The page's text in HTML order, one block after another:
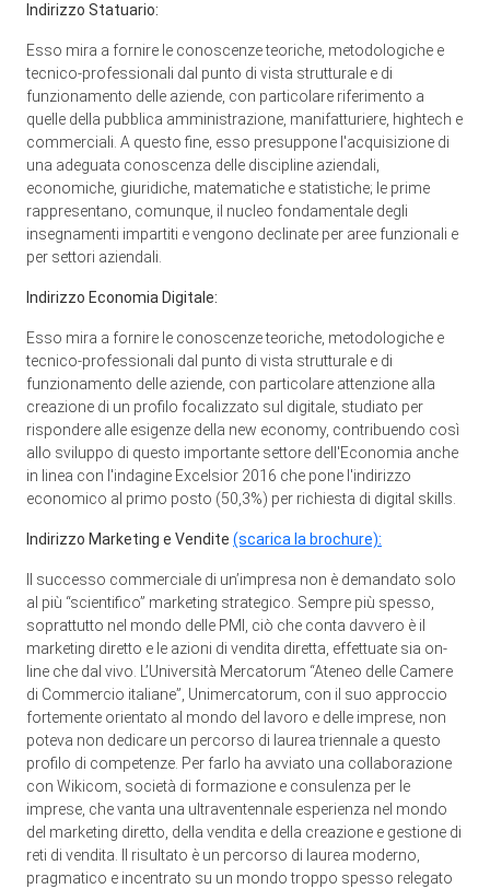
Indirizzo Statuario:
Esso mira a fornire le conoscenze teoriche, metodologiche e
tecnico-professionali dal punto di vista strutturale e di
funzionamento delle aziende, con particolare riferimento a
quelle della pubblica amministrazione, manifatturiere, hightech e
commerciali. A questo fine, esso presuppone l'acquisizione di
una adeguata conoscenza delle discipline aziendali,
economiche, giuridiche, matematiche e statistiche; le prime
rappresentano, comunque, il nucleo fondamentale degli
insegnamenti impartiti e vengono declinate per aree funzionali e
per settori aziendali.
Indirizzo Economia Digitale:
Esso mira a fornire le conoscenze teoriche, metodologiche e
tecnico-professionali dal punto di vista strutturale e di
funzionamento delle aziende, con particolare attenzione alla
creazione di un profilo focalizzato sul digitale, studiato per
rispondere alle esigenze della new economy, contribuendo così
allo sviluppo di questo importante settore dell'Economia anche
in linea con l'indagine Excelsior 2016 che pone l'indirizzo
economico al primo posto (50,3%) per richiesta di digital skills.
Indirizzo Marketing e Vendite (scarica la brochure):
Il successo commerciale di un’impresa non è demandato solo
al più “scientifico” marketing strategico. Sempre più spesso,
soprattutto nel mondo delle PMI, ciò che conta davvero è il
marketing diretto e le azioni di vendita diretta, effettuate sia on-
line che dal vivo. L’Università Mercatorum “Ateneo delle Camere
di Commercio italiane”, Unimercatorum, con il suo approccio
fortemente orientato al mondo del lavoro e delle imprese, non
poteva non dedicare un percorso di laurea triennale a questo
profilo di competenze. Per farlo ha avviato una collaborazione
con Wikicom, società di formazione e consulenza per le
imprese, che vanta una ultraventennale esperienza nel mondo
del marketing diretto, della vendita e della creazione e gestione di
reti di vendita. Il risultato è un percorso di laurea moderno,
pragmatico e incentrato su un mondo troppo spesso relegato